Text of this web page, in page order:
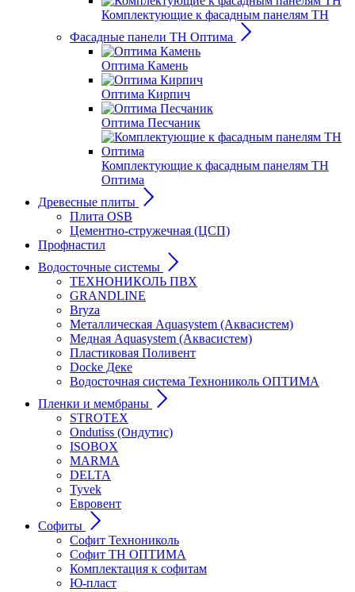
Комплектующие к фасадным панелям ТН
Фасадные панели ТН Оптима
Оптима Камень
Оптима Кирпич
Оптима Песчаник
Комплектующие к фасадным панелям ТН
Оптима
Древесные плиты
Плита OSB
Цементно-стружечная (ЦСП)
Профнастил
Водосточные системы
ТЕХНОНИКОЛЬ ПВХ
GRANDLINE
Bryza
Металлическая Aquasystem (Аквасистем)
Медная Aquasystem (Аквасистем)
Пластиковая Поливент
Docke Деке
Водосточная система Технониколь ОПТИМА
Пленки и мембраны
STROTEX
Ondutiss (Ондутис)
ISOBOX
MARMA
DELTA
Tyvek
Евровент
Софиты
Софит Технониколь
Софит ТН ОПТИМА
Комплектация к софитам
Ю-пласт